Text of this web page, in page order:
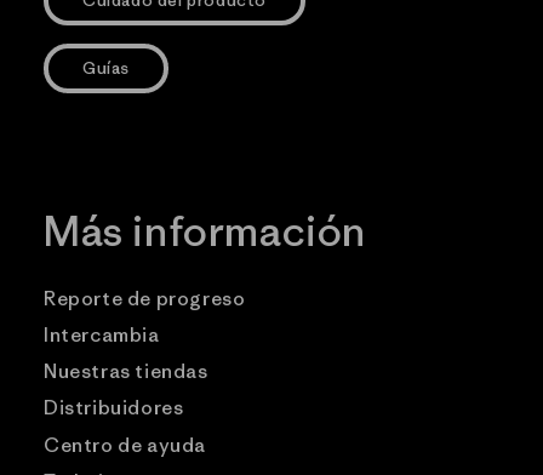
Guías
Más información
Reporte de progreso
Intercambia
Nuestras tiendas
Distribuidores
Centro de ayuda